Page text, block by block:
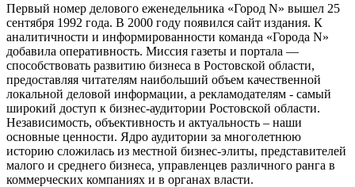
Первый номер делового еженедельника «Город N» вышел 25
сентября 1992 года. В 2000 году появился сайт издания. К
аналитичности и информированности команда «Города N»
добавила оперативность. Миссия газеты и портала —
способствовать развитию бизнеса в Ростовской области,
предоставляя читателям наибольший объем качественной
локальной деловой информации, а рекламодателям - самый
широкий доступ к бизнес-аудитории Ростовской области.
Независимость, объективность и актуальность – наши
основные ценности. Ядро аудитории за многолетнюю
историю сложилась из местной бизнес-элиты, представителей
малого и среднего бизнеса, управленцев различного ранга в
коммерческих компаниях и в органах власти.